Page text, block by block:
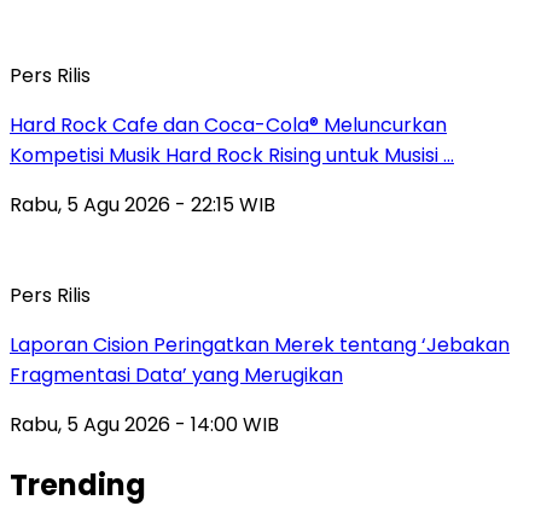
Pers Rilis
Hard Rock Cafe dan Coca-Cola® Meluncurkan
Kompetisi Musik Hard Rock Rising untuk Musisi …
Rabu, 5 Agu 2026 - 22:15 WIB
Pers Rilis
Laporan Cision Peringatkan Merek tentang ‘Jebakan
Fragmentasi Data’ yang Merugikan
Rabu, 5 Agu 2026 - 14:00 WIB
Trending